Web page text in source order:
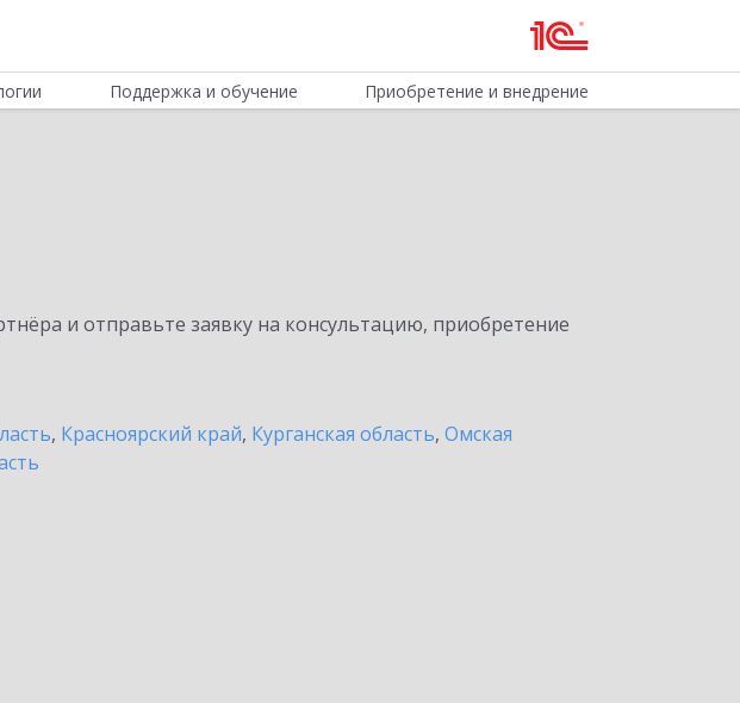
Поддержка и обучение Приобретение и внедрение
и отправьте заявку на консультацию, приобретение
, Красноярский край, Курганская область, Омская